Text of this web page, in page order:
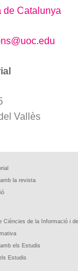
de Catalunya
Vallès
la revista
Ciències de la Informació i
els Estudis
Estudis